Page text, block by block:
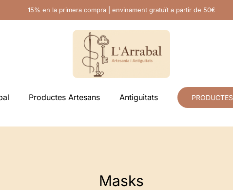
15% en la primera compra | envinament gratuït a partir de 50€
Productes Artesans Antiguitats PRODUCTES
Masks